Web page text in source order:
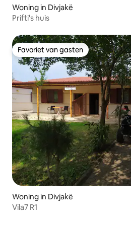
Woning in Divjakë
Prifti's huis
Favoriet van gasten
Favoriet van gasten
Woning in Divjakë
Vila7 R1